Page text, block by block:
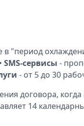
в "период
SMS-сервисы -
- от 5 до 30
договора, когда
14